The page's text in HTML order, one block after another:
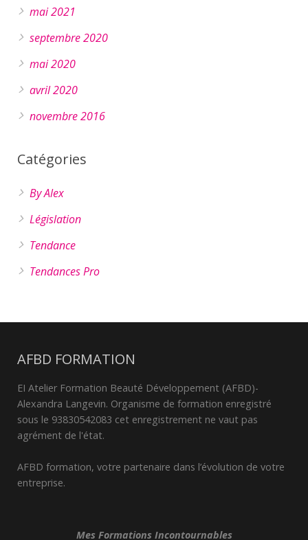
mai 2021
septembre 2020
mai 2020
avril 2020
novembre 2016
Catégories
By Alex
Législation
Tendance
Tendances Pro
AFBD FORMATION
EI Atelier Formation Beauté Développement (AFBD)-
Alexandra Langevin. Organisme de formation enregistré
sous le 93830542083 cet enregistrement ne vaut pas
agrément de l'état.
AFBD formation, votre partenaire dans l’évolution de votre
entreprise.
Mes Formations Incontournables